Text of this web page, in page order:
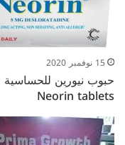
15 نوفمبر 2020
حبوب نيورين للحساسية
Neorin tablets